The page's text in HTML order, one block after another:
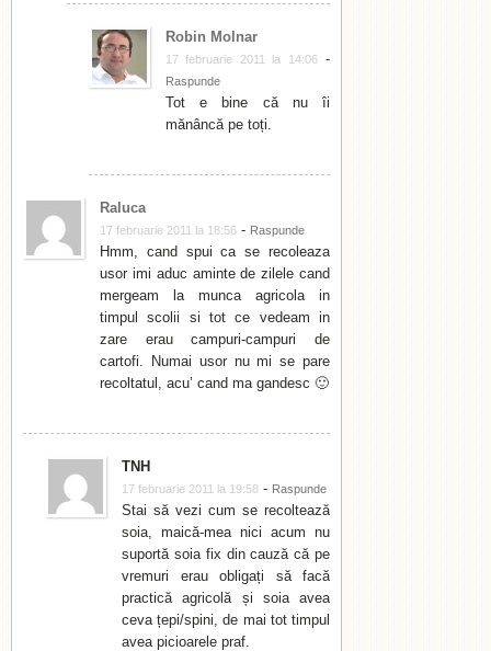
Robin Molnar
17 februarie 2011 la 14:06-
Raspunde
Tot e bine că nu îi
mănâncă pe toți.
Raluca
17 februarie 2011 la 18:56 - Raspunde
Hmm, cand spui ca se recoleaza
usor imi aduc aminte de zilele cand
mergeam la munca agricola in
timpul scolii si tot ce vedeam in
zare erau campuri-campuri de
cartofi. Numai usor nu mi se pare
recoltatul, acu’ cand ma gandesc 🙂
TNH
17 februarie 2011 la 19:58 - Raspunde
Stai să vezi cum se recoltează
soia, maică-mea nici acum nu
suportă soia fix din cauză că pe
vremuri erau obligați să facă
practică agricolă și soia avea
ceva țepi/spini, de mai tot timpul
avea picioarele praf.